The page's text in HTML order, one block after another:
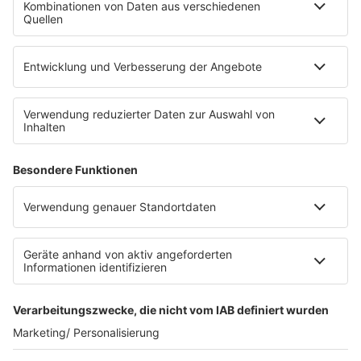
Die Uniklinik Tübingen hat ein neues Fahrradparkhaus
eröffnet. Direkt an der Medizinischen Klinik bietet es
E-Bikes über eine Photovoltaikanlage auf dem …
Impressum
Datenschutzerklärung
Datenschutzeinstellungen